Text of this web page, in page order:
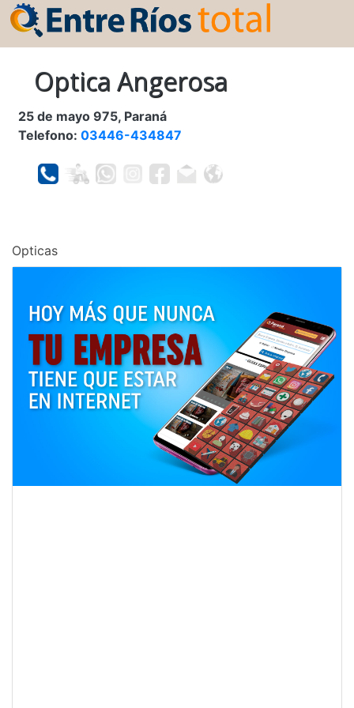
Optica Angerosa
25 de mayo 975, Paraná
Telefono: 03446-434847
Opticas